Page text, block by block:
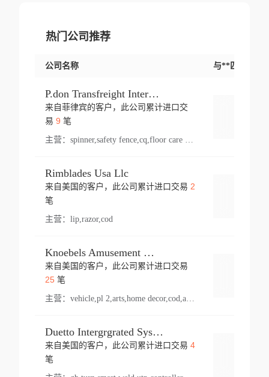
热门公司推荐
公司名称 与**匹配交易
P.don Transfreight International
来自菲律宾的客户，此公司累计进口交
易 9 笔
主营：
Rimblades Usa Llc
来自美国的客户，此公司累计进口交易 2
笔
主营： lip,razor,cod
Knoebels Amusement Resort
来自美国的客户，此公司累计进口交易
25笔
主营： vehicle,pl 2,arts,home decor,cod,amusement ride,sea
Duetto Intergrgrated Systems Inc.
来自美国的客户，此公司累计进口交易 4
笔